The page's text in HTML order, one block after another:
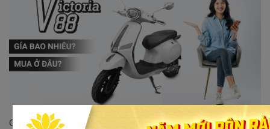
Giới thiệu xe điện Victoria V88, giá bao nhiêu, mua ở đâu?